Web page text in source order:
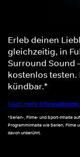
Erleb deinen
gleichzeitig, in
Surround Sound
kostenlos testen.
kündbar.*
Noch mehr Informationen
*Serien-, Filme- und Sport-Inhalte
Programminhalte wie Serien, Filme
davon unberührt.